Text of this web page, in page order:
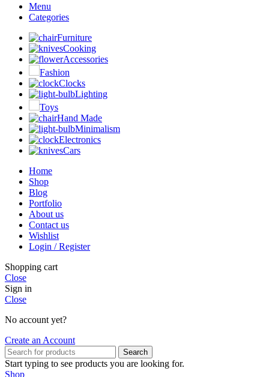
Menu
Categories
Furniture
Cooking
Accessories
Fashion
Clocks
Lighting
Toys
Hand Made
Minimalism
Electronics
Cars
Home
Shop
Blog
Portfolio
About us
Contact us
Wishlist
Login / Register
Shopping cart
Close
Sign in
Close
No account yet?
Create an Account
Search
Start typing to see products you are looking for.
Shop